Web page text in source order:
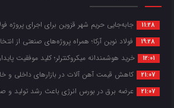
11:28 جابه‌جایی حریم شهر قزوین برای اجرای پروژه
19:28 فولاد نوین آرکا؛ همراه پروژه‌های صنعتی از
12:01 خرید هوشمندانه میکروکنترلر؛ کلید موفقیت
21:07 کاهش قیمت آهن آلات در بازارهای داخلی و
21:07 عرضه برق در بورس انرژی باعث رشد تولید و